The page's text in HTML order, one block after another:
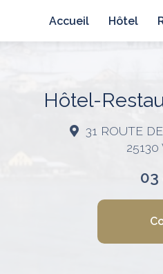
Accueil
Hôtel
Hôtel-
31 ROUTE
03